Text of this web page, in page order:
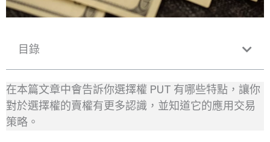
目錄
在本篇文章中會告訴你選擇權 PUT 有哪些特點，讓你
對於選擇權的賣權有更多認識，並知道它的應用交易
策略。